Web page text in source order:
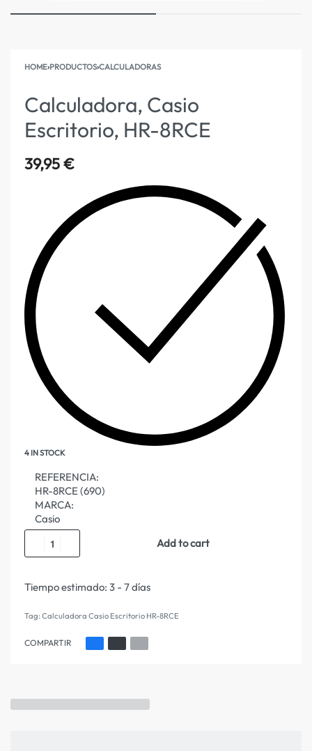
HOME›PRODUCTOS›CALCULADORAS
Calculadora, Casio
Escritorio, HR-8RCE
39,95€
4 IN STOCK
REFERENCIA:
HR-8RCE (690)
MARCA:
Casio
Add to cart
Tiempo estimado: 3 - 7 días
Tag: Calculadora Casio Escritorio HR-8RCE
COMPARTIR